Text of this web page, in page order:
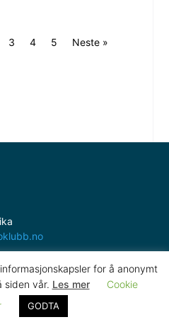
3 4 5 Neste »
Spørsmål om nettsiden, kontakt:
roklubb.no
for å anonymt
siden vår. Les mer
Cookie
GODTA